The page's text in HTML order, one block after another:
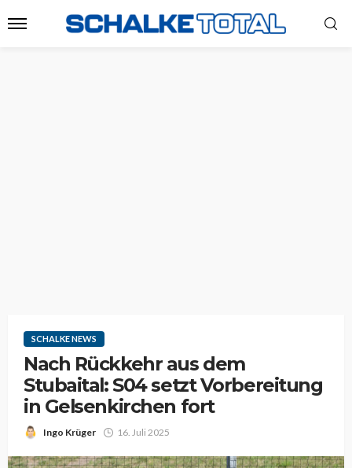
SCHALKE NEWS
Nach Rückkehr aus dem
Stubaital: S04 setzt Vorbereitung
in Gelsenkirchen fort
Ingo Krüger 16. Juli 2025